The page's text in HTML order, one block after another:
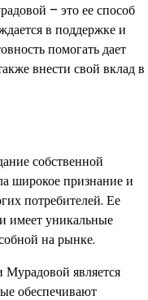
– это ее способ
в поддержке и
помогать дает
внести свой вклад в
собственной
широкое признание и
потребителей. Ее
имеет уникальные
на рынке.
является
обеспечивают